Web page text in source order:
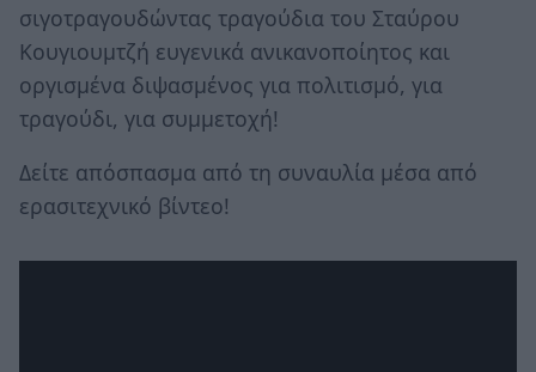
σιγοτραγουδώντας τραγούδια του Σταύρου
Κουγιουμτζή ευγενικά ανικανοποίητος και
οργισμένα διψασμένος για πολιτισμό, για
τραγούδι, για συμμετοχή!
Δείτε απόσπασμα από τη συναυλία μέσα από
ερασιτεχνικό βίντεο!